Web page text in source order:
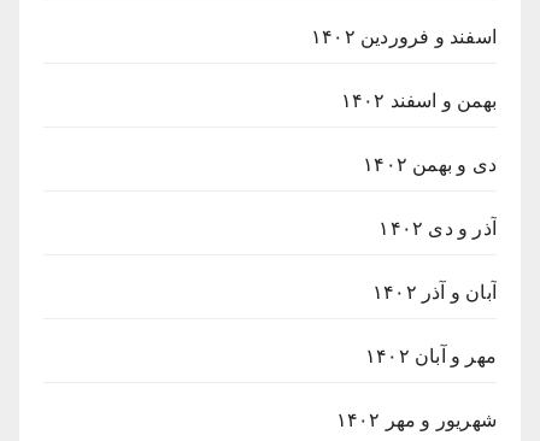
اسفند و فروردین ۱۴۰۲
بهمن و اسفند ۱۴۰۲
دی و بهمن ۱۴۰۲
آذر و دی ۱۴۰۲
آبان و آذر ۱۴۰۲
مهر و آبان ۱۴۰۲
شهریور و مهر ۱۴۰۲